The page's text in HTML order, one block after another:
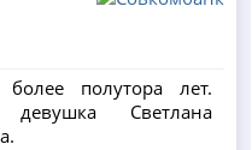
полутора лет.
девушка Светлана